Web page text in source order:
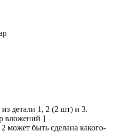
детали 1, 2 (2 шт) и 3.
вложений ]
может быть сделана какого-